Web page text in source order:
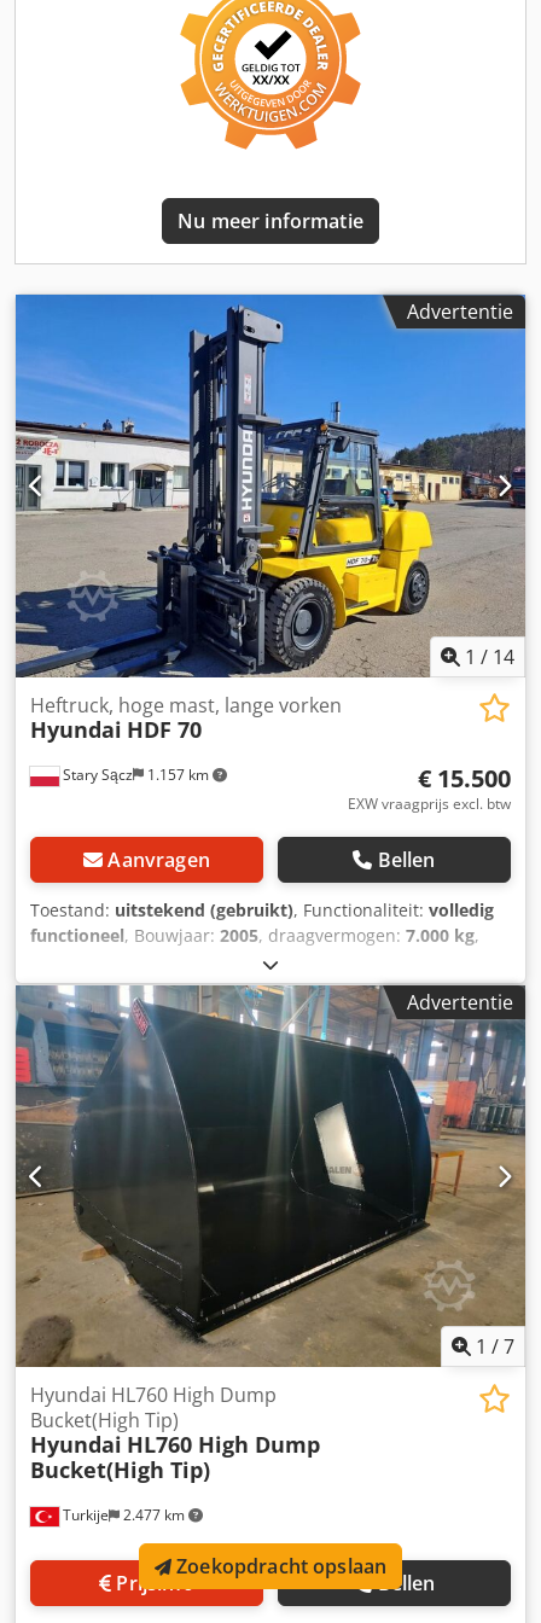
Nu meer informatie
Advertentie
1 / 14
Stary Sącz 1.157 km
Heftruck, hoge mast, lange vorken
Hyundai HDF 70
€ 15.500
EXW vraagprijs excl. btw
Aanvragen Bellen
Toestand: uitstekend (gebruikt), Functionaliteit: volledig
functioneel, Bouwjaar: 2005, draagvermogen: 7.000 kg,
, Uitrusting:
verbrandingsmotor Merk machine: HYUNDAI Benaming:
HDF 70 Productiejaar: 2005 Meterstand (u): 18.430
Leeggewicht (kg): 10.101 Draagvermogen (kg): 7.000
Hefhoogte (mm): 4.500 Vorklengte (mm): 2.400 mm
Vorkzijverschuiving, vorkversteller STABAU vanaf 2018
Brandstoftype: DIESEL Dcsdpfx Aev Edvbolyok Technische
documentatie voor UDT Technische staat: gebruikt, zeer
goed .
Advertentie
1 /7
Turkije 2.477 km
Hyundai HL760 High Dump
Bucket(High Tip)
Hyundai HL760 High Dump
Bucket(High Tip)
Prijsinfo Bellen
Zoekopdracht opslaan